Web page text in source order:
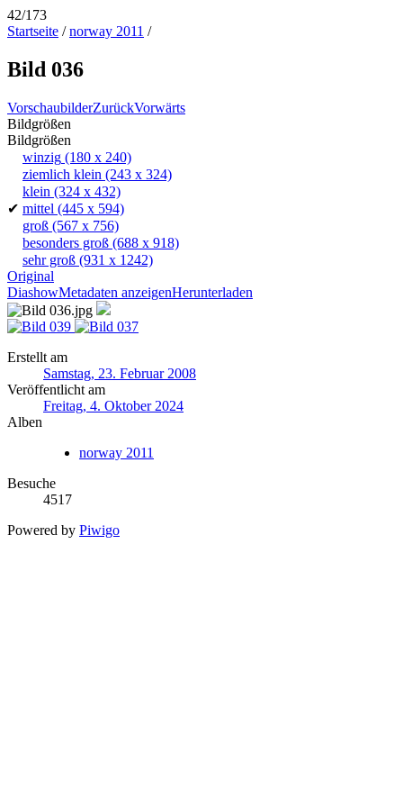
42/173
Startseite /norway 2011 /
Bild 036
VorschaubilderZurückVorwärts
Bildgrößen
Bildgrößen
winzig (180 x 240)
ziemlich klein (243 x 324)
klein (324 x 432)
✔ mittel (445 x 594)
groß (567 x 756)
besonders groß (688 x 918)
sehr groß (931 x 1242)
Original
DiashowMetadaten anzeigenHerunterladen
Erstellt am
Samstag, 23. Februar 2008
Veröffentlicht am
Freitag, 4. Oktober 2024
Alben
norway 2011
Besuche
4517
Powered by Piwigo